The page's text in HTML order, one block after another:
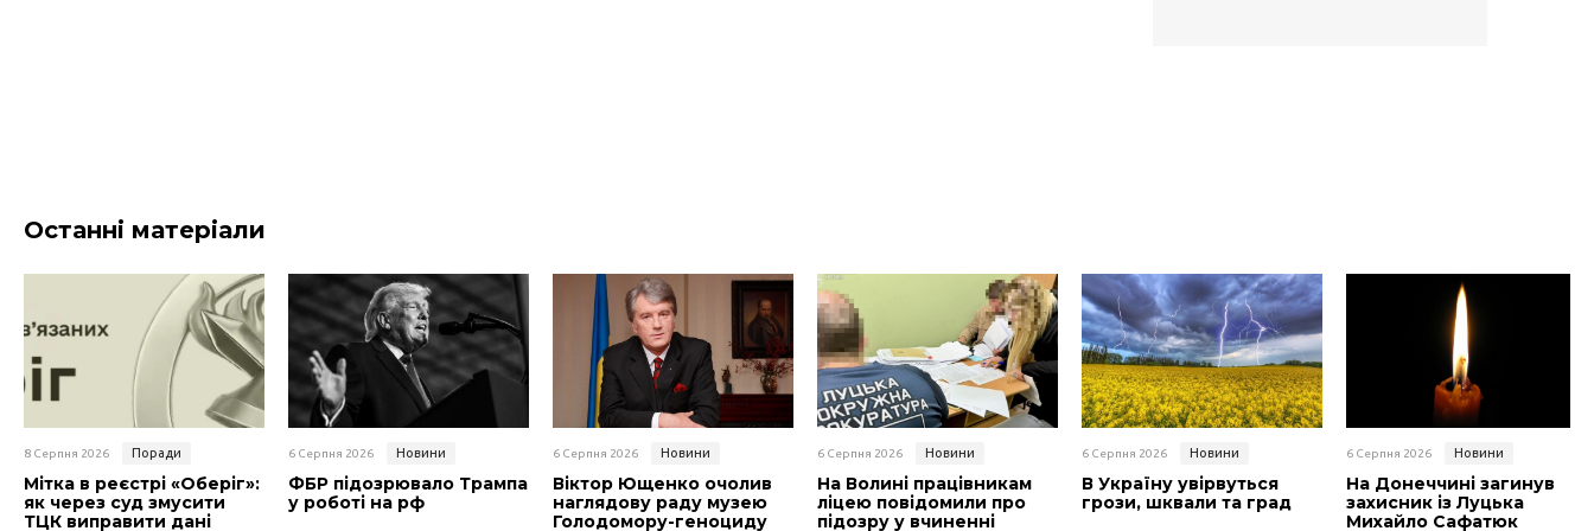
Останні матеріали
8 Серпня 2026 Поради
Мітка в реєстрі «Оберіг»:
як через суд змусити
ТЦК виправити дані
6 Серпня 2026 Новини
ФБР підозрювало Трампа
у роботі на рф
6 Серпня 2026 Новини
Віктор Ющенко очолив
наглядову раду музею
Голодомору-геноциду
6 Серпня 2026 Новини
На Волині працівникам
ліцею повідомили про
підозру у вчиненні
6 Серпня 2026 Новини
В Україну увірвуться
грози, шквали та град
6 Серпня 2026 Новини
На Донеччині загинув
захисник із Луцька
Михайло Сафатюк